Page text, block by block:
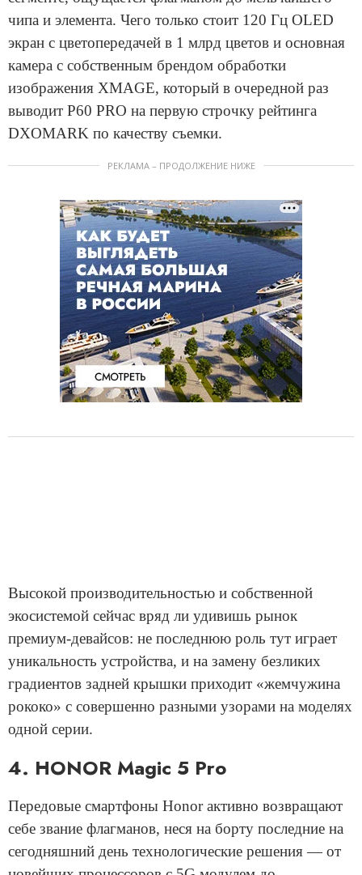
чипа и элемента. Чего только стоит 120 Гц OLED
экран с цветопередачей в 1 млрд цветов и основная
камера с собственным брендом обработки
изображения XMAGE, который в очередной раз
выводит P60 PRO на первую строчку рейтинга
DXOMARK по качеству съемки.
РЕКЛАМА – ПРОДОЛЖЕНИЕ НИЖЕ
Высокой производительностью и собственной
экосистемой сейчас вряд ли удивишь рынок
премиум-девайсов: не последнюю роль тут играет
уникальность устройства, и на замену безликих
градиентов задней крышки приходит «жемчужина
рококо» с совершенно разными узорами на моделях
одной серии.
4. HONOR Magic 5 Pro
Передовые смартфоны Honor активно возвращают
себе звание флагманов, неся на борту последние на
сегодняшний день технологические решения — от